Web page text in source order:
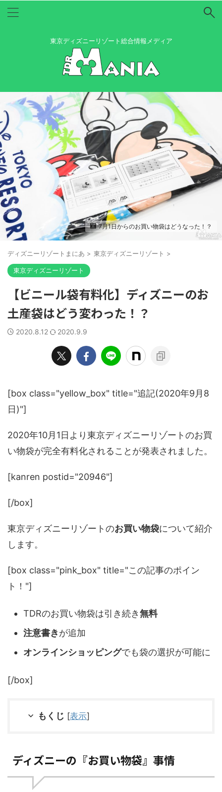
東京ディズニーリゾート総合情報メディア
7月1日からのお買い物袋はどうなった！？
ディズニーリゾートまにあ > 東京ディズニーリゾート >
東京ディズニーリゾート
【ビニール袋有料化】ディズニーのお
土産袋はどう変わった！？
2020.8.12 2020.9.9
[box class="yellow_box" title="追記(2020年9月8
日)"]
2020年10月1日より東京ディズニーリゾートのお買
い物袋が完全有料化されることが発表されました。
[kanren postid="20946"]
[/box]
東京ディズニーリゾートのお買い物袋について紹介
します。
[box class="pink_box" title="この記事のポイン
ト！"]
TDRのお買い物袋は引き続き無料
注意書きが追加
オンラインショッピングでも袋の選択が可能に
[/box]
もくじ [表示]
ディズニーの『お買い物袋』事情